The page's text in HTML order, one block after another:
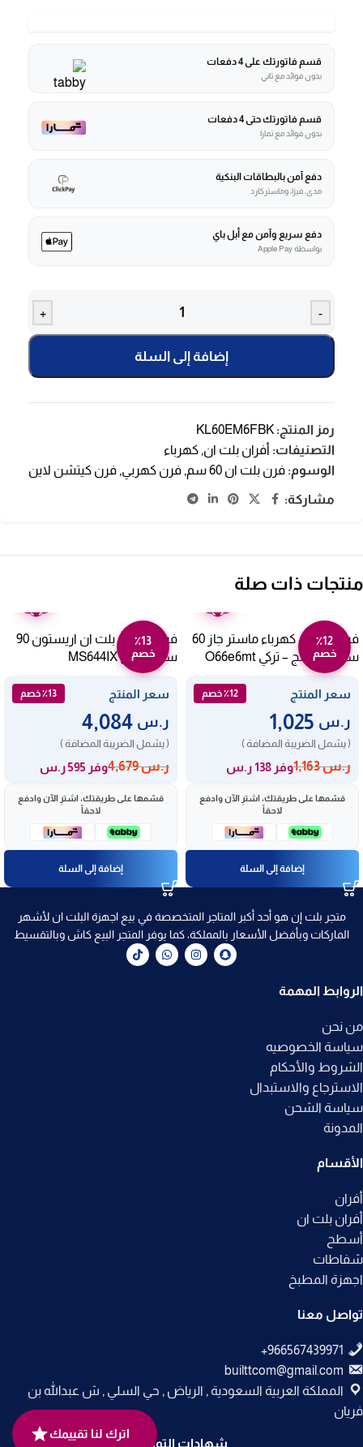
قسم فاتورتك على 4 دفعات
بدون فوائد مع تابي
قسم فاتورتك حتى 4 دفعات
بدون فوائد مع تمارا
دفع آمن بالبطاقات البنكية
مدى، فيزا، وماستركارد
دفع سريع وآمن مع أبل باي
بواسطة Apple Pay
-
+
إضافة إلى السلة
رمز المنتج: KL60EM6FBK
التصنيفات: أفران بلت ان, كهرباء
الوسوم: فرن بلت ان 60 سم , فرن كهربي, فرن كيتشن لاين
مشاركة:
منتجات ذات صلة
٪12
خصم
فرن بلت ان كهرباء ماستر جاز 60
سم – 7 برامج – تركي O66e6mt
سعر المنتج ٪12 خصم
ر.س
( يشمل الضريبة المضافة )
ر.س1,163 وفر 138 ر.س
قسّمها على طريقتك، اشترِ الآن وادفع
لاحقاً
إضافة إلى السلة
٪13
خصم
فرن كهرباء بلت ان اريستون 90
سم- ستيل MS644IX
سعر المنتج ٪13 خصم
ر.س
( يشمل الضريبة المضافة )
ر.س4,679 وفر 595 ر.س
قسّمها على طريقتك، اشترِ الآن وادفع
لاحقاً
إضافة إلى السلة
متجر بلت إن هو أحد أكبر المتاجر المتخصصة في بيع اجهزة البلت ان لأشهر
الماركات وبأفضل الأسعار بالمملكة، كما يوفر المتجر البيع كاش وبالتقسيط
الروابط المهمة
من نحن
سياسة الخصوصيه
الشروط والأحكام
الاسترجاع والاستبدال
سياسة الشحن
المدونة
الأقسام
أفران
أفران بلت ان
أسطح
شفاطات
اجهزة المطبخ
تواصل معنا
builttcom@gmail.com
المملكة العربية السعودية , الرياض , حي السلي , ش عبدالله بن
فريان
شهادات التوثيق
اترك لنا تقييمك